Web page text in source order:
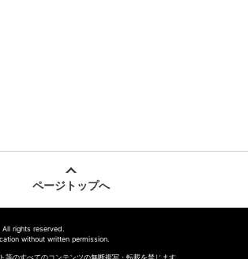
ページトップへ
rights reserved.
without written permission.
等のすべてのコンテンツの無断複写・転載を禁じます。